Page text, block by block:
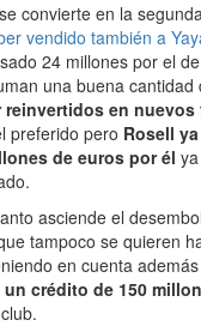
convierte en la
vendido también a
24 millones por el
una buena cantidad
en
preferido pero Rosell
de euros por él
asciende el
tampoco se quieren
en cuenta
crédito de 150